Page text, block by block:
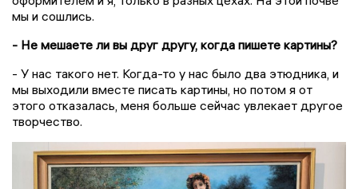
мы и сошлись.
- Не мешаете ли вы друг другу, когда пишете картины?
- У нас такого нет. Когда-то у нас было два этюдника, и
мы выходили вместе писать картины, но потом я от
этого отказалась, меня больше сейчас увлекает другое
творчество.